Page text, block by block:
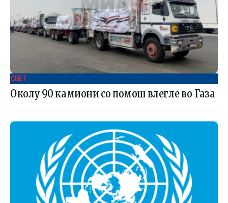
СВЕТ .
Околу 90 камиони со помош влегле во Газа